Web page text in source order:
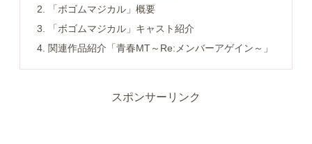
「ボゴムマジカル」概要
「ボゴムマジカル」キャスト紹介
関連作品紹介「青春MT～Re:メンバーアゲイン～」
スポンサーリンク